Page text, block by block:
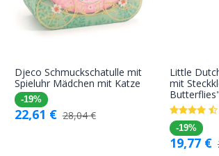
In den
Djeco Schmuckschatulle mit
Spieluhr Mädchen mit Katze
-19%
22,61 € 28,04€
Little
mit
-19%
19,77€